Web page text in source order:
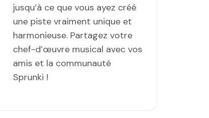
jusqu’à ce que vous ayez créé
une piste vraiment unique et
harmonieuse. Partagez votre
chef-d’œuvre musical avec vos
amis et la communauté
Sprunki !